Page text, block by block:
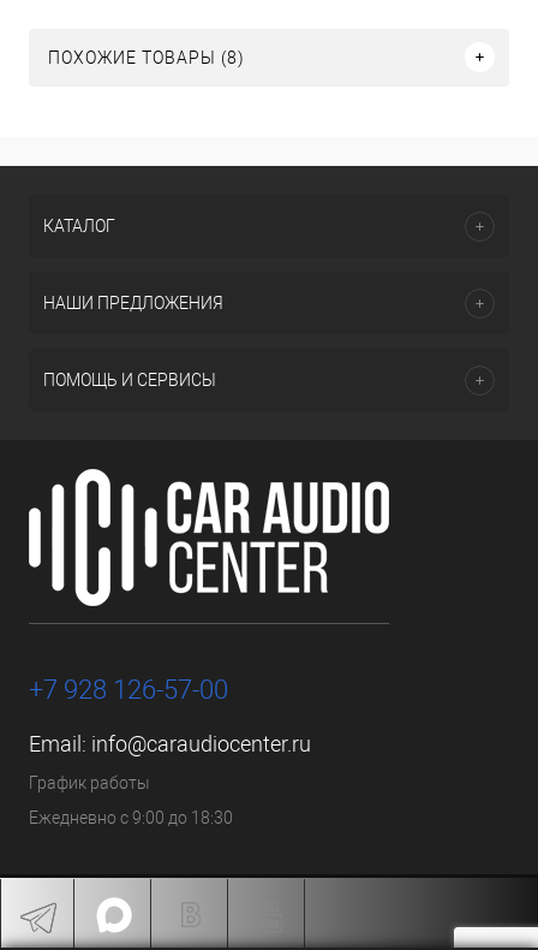
ПОХОЖИЕ ТОВАРЫ (8)
КАТАЛОГ
НАШИ ПРЕДЛОЖЕНИЯ
ПОМОЩЬ И СЕРВИСЫ
+7 928 126-57-00
Email: info@caraudiocenter.ru
График работы
Ежедневно с 9:00 до 18:30